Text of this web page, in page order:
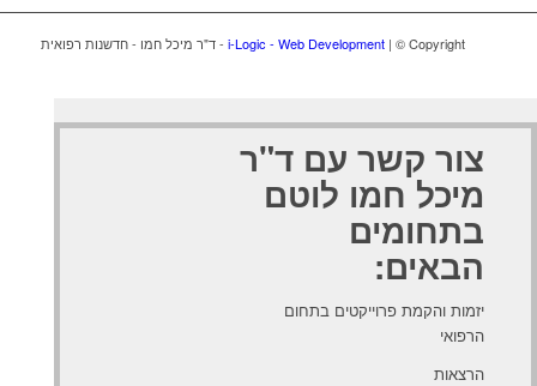
i-Logic - Web Development | © Copyright - ד"ר מיכל חמו - חדשנות רפואית
צור קשר עם ד"ר
מיכל חמו לוטם
בתחומים
הבאים:
יזמות והקמת פרוייקטים בתחום
הרפואי
הרצאות